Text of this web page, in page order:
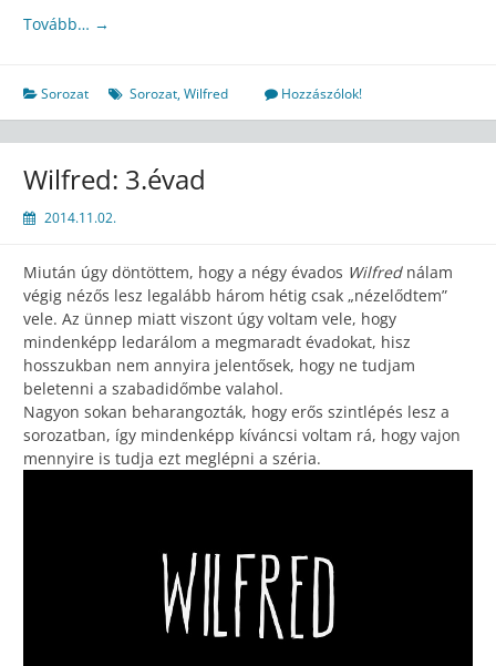
Tovább… →
Sorozat Sorozat,Wilfred Hozzászólok!
Wilfred: 3.évad
2014.11.02.
Miután úgy döntöttem, hogy a négy évados Wilfred nálam
végig nézős lesz legalább három hétig csak „nézelődtem”
vele. Az ünnep miatt viszont úgy voltam vele, hogy
mindenképp ledarálom a megmaradt évadokat, hisz
hosszukban nem annyira jelentősek, hogy ne tudjam
beletenni a szabadidőmbe valahol.
Nagyon sokan beharangozták, hogy erős szintlépés lesz a
sorozatban, így mindenképp kíváncsi voltam rá, hogy vajon
mennyire is tudja ezt meglépni a széria.